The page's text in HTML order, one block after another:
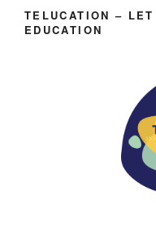
TELUCATION –
EDUCATION